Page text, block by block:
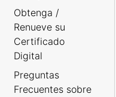
Obtenga /
Renueve su
Certificado
Digital
Preguntas
Frecuentes sobre